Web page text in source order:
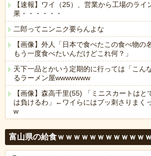
【速報】ワイ（25）、営業から工場のライ
果・・・・・・
二郎ってニンニク要らんよな
【画像】外人「日本で食べたこの食べ物
もう一度食べたいんだけどこれ何？」
天下一品とかいう定期的に行っては「こん
るラーメン屋wwwwwww
【画像】森高千里(55) 「ミニスカートはと
は負けるわ」←ワイらにはブッ刺さりまく
w
富山県の給食ｗｗｗｗｗｗｗｗｗｗｗ